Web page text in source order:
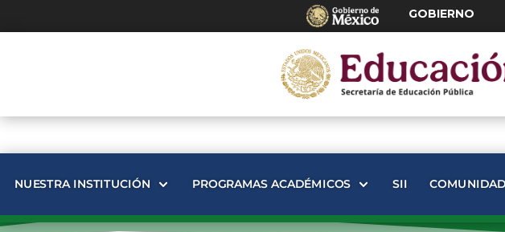
GOBIERNO
NUESTRA INSTITUCIÓN PROGRAMAS ACADÉMICOS SII